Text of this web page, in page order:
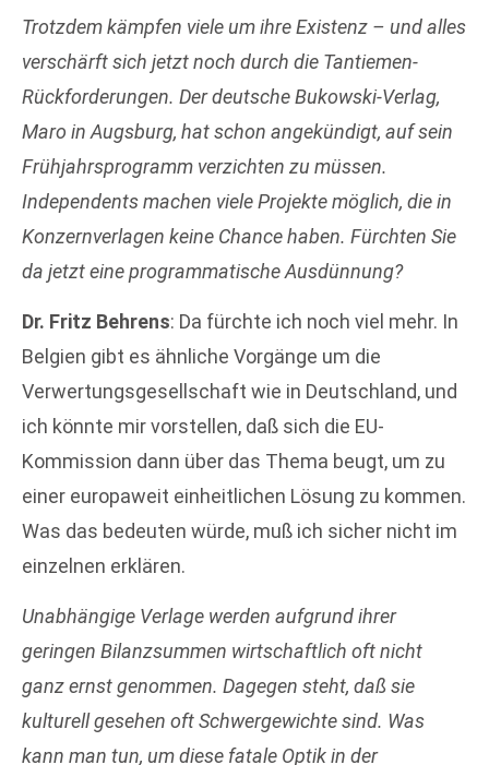
Trotzdem kämpfen viele um ihre Existenz – und alles
verschärft sich jetzt noch durch die Tantiemen-
Rückforderungen. Der deutsche Bukowski-Verlag,
Maro in Augsburg, hat schon angekündigt, auf sein
Frühjahrsprogramm verzichten zu müssen.
Independents machen viele Projekte möglich, die in
Konzernverlagen keine Chance haben. Fürchten Sie
da jetzt eine programmatische Ausdünnung?
Dr. Fritz Behrens: Da fürchte ich noch viel mehr. In
Belgien gibt es ähnliche Vorgänge um die
Verwertungsgesellschaft wie in Deutschland, und
ich könnte mir vorstellen, daß sich die EU-
Kommission dann über das Thema beugt, um zu
einer europaweit einheitlichen Lösung zu kommen.
Was das bedeuten würde, muß ich sicher nicht im
einzelnen erklären.
Unabhängige Verlage werden aufgrund ihrer
geringen Bilanzsummen wirtschaftlich oft nicht
ganz ernst genommen. Dagegen steht, daß sie
kulturell gesehen oft Schwergewichte sind. Was
kann man tun, um diese fatale Optik in der